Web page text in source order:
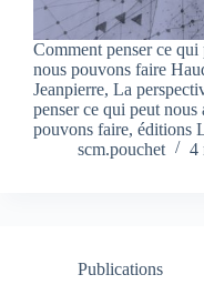
Comment penser ce
nous pouvons faire
Jeanpierre, La
penser ce qui peut
pouvons faire, éditions
scm.pouchet
4
Publications